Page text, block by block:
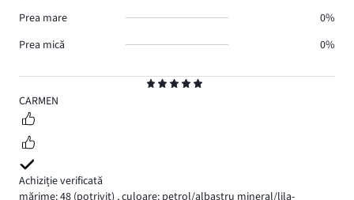
5
CARMEN
Achiziție verificată
Prea mare
0%
Prea mică
0%